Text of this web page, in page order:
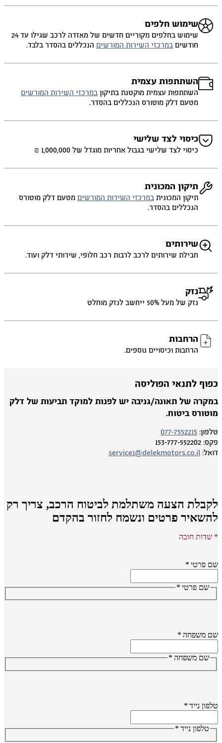
שימוש חלפים
שימוש בחלפים מקוריים חדשים של מאזדה לרכב שגילו עד 24
חודשיםבמרכזי השירות המורשיםהנכללים בהסדר בלבד.
השתתפות עצמית
השתתפות עצמית מוקטנת בתיקוןבמרכזי השירות המורשים
מטעם דלק מוטורס הנכללים בהסדר.
כיסוי לצד שלישי
כיסוי לצד שלישי בגבול אחריות מוגדל של 1,000,000 ₪
תיקון המכונית
תיקון המכוניתבמרכזי השירות המורשיםמטעם דלק מוטורס
הנכללים בהסדר.
שירותים
חבילת שירותים לרכב לרבות רכב חלופי, שירותי דלק ועוד.
נזק
נזק של מעל 50% ייחשב לנזק מוחלט
הרחבות
הרחבות וכיסויים נוספים.
לתנאי הפוליסה
של תאונה/גניבה יש לפנות למוקד תביעות של דלק
ביטוח.
077-7552215
153-777-552202
service1@delekmotors.co.il
הצעה משתלמת לביטוח הרכב,צריך רק
פרטים ונשמח לחזור בהקדם
חובה
פרטי*
שם פרטי*
משפחה*
שם משפחה*
נייד*
טלפון נייד*